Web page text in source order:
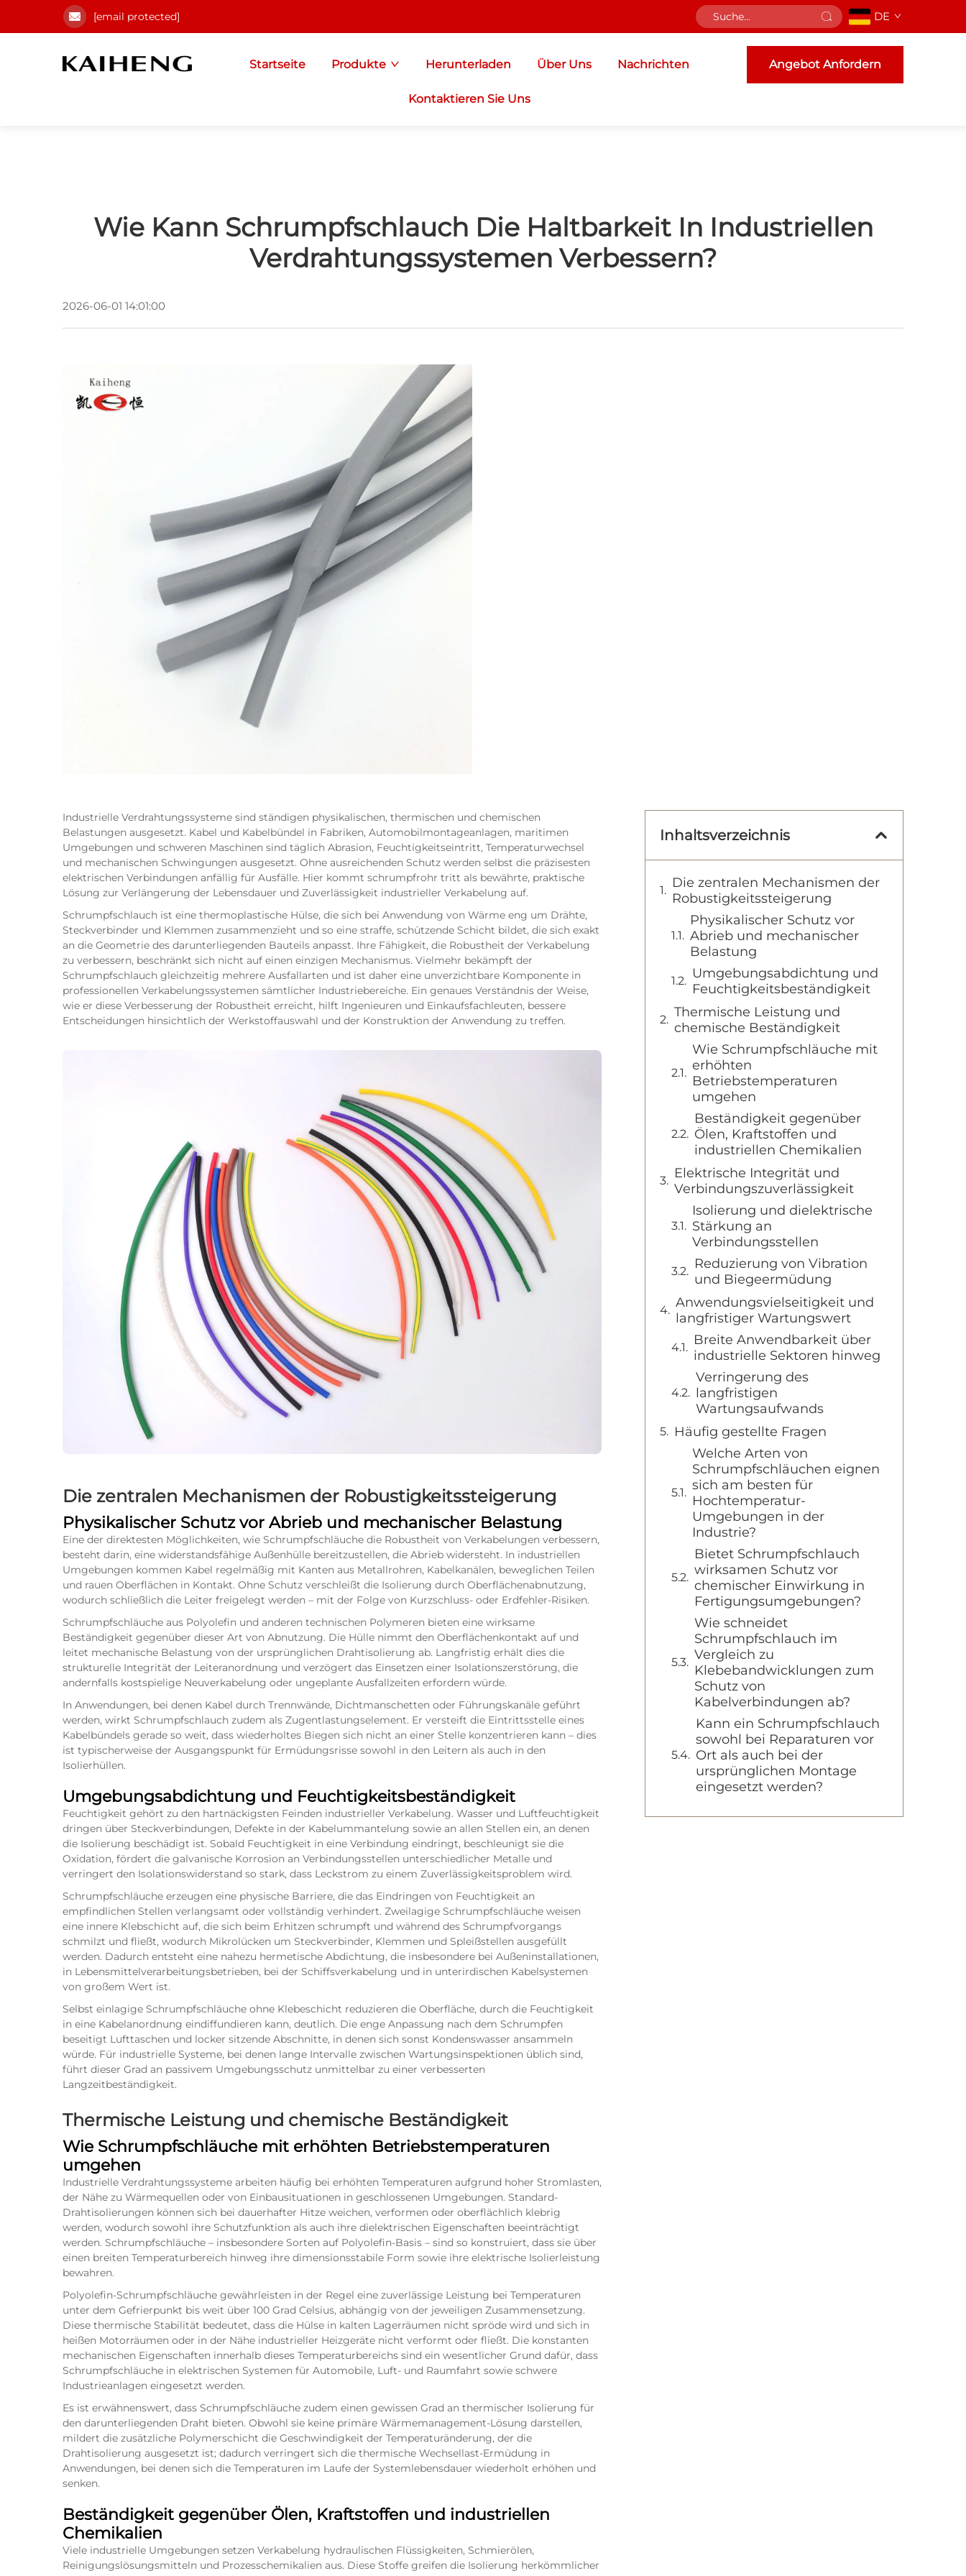
[email protected] DE
Startseite Produkte Herunterladen Über Uns Nachrichten
Kontaktieren Sie Uns
Angebot Anfordern
Wie Kann Schrumpfschlauch Die Haltbarkeit In Industriellen
Verdrahtungssystemen Verbessern?
2026-06-01 14:01:00
Industrielle Verdrahtungssysteme sind ständigen physikalischen, thermischen und chemischen
Belastungen ausgesetzt. Kabel und Kabelbündel in Fabriken, Automobilmontageanlagen, maritimen
Umgebungen und schweren Maschinen sind täglich Abrasion, Feuchtigkeitseintritt, Temperaturwechsel
und mechanischen Schwingungen ausgesetzt. Ohne ausreichenden Schutz werden selbst die präzisesten
elektrischen Verbindungen anfällig für Ausfälle. Hier kommt schrumpfrohr tritt als bewährte, praktische
Lösung zur Verlängerung der Lebensdauer und Zuverlässigkeit industrieller Verkabelung auf.
Schrumpfschlauch ist eine thermoplastische Hülse, die sich bei Anwendung von Wärme eng um Drähte,
Steckverbinder und Klemmen zusammenzieht und so eine straffe, schützende Schicht bildet, die sich exakt
an die Geometrie des darunterliegenden Bauteils anpasst. Ihre Fähigkeit, die Robustheit der Verkabelung
zu verbessern, beschränkt sich nicht auf einen einzigen Mechanismus. Vielmehr bekämpft der
Schrumpfschlauch gleichzeitig mehrere Ausfallarten und ist daher eine unverzichtbare Komponente in
professionellen Verkabelungssystemen sämtlicher Industriebereiche. Ein genaues Verständnis der Weise,
wie er diese Verbesserung der Robustheit erreicht, hilft Ingenieuren und Einkaufsfachleuten, bessere
Entscheidungen hinsichtlich der Werkstoffauswahl und der Konstruktion der Anwendung zu treffen.
Die zentralen Mechanismen der Robustigkeitssteigerung
Physikalischer Schutz vor Abrieb und mechanischer Belastung
Eine der direktesten Möglichkeiten, wie Schrumpfschläuche die Robustheit von Verkabelungen verbessern,
besteht darin, eine widerstandsfähige Außenhülle bereitzustellen, die Abrieb widersteht. In industriellen
Umgebungen kommen Kabel regelmäßig mit Kanten aus Metallrohren, Kabelkanälen, beweglichen Teilen
und rauen Oberflächen in Kontakt. Ohne Schutz verschleißt die Isolierung durch Oberflächenabnutzung,
wodurch schließlich die Leiter freigelegt werden – mit der Folge von Kurzschluss- oder Erdfehler-Risiken.
Schrumpfschläuche aus Polyolefin und anderen technischen Polymeren bieten eine wirksame
Beständigkeit gegenüber dieser Art von Abnutzung. Die Hülle nimmt den Oberflächenkontakt auf und
leitet mechanische Belastung von der ursprünglichen Drahtisolierung ab. Langfristig erhält dies die
strukturelle Integrität der Leiteranordnung und verzögert das Einsetzen einer Isolationszerstörung, die
andernfalls kostspielige Neuverkabelung oder ungeplante Ausfallzeiten erfordern würde.
In Anwendungen, bei denen Kabel durch Trennwände, Dichtmanschetten oder Führungskanäle geführt
werden, wirkt Schrumpfschlauch zudem als Zugentlastungselement. Er versteift die Eintrittsstelle eines
Kabelbündels gerade so weit, dass wiederholtes Biegen sich nicht an einer Stelle konzentrieren kann – dies
ist typischerweise der Ausgangspunkt für Ermüdungsrisse sowohl in den Leitern als auch in den
Isolierhüllen.
Umgebungsabdichtung und Feuchtigkeitsbeständigkeit
Feuchtigkeit gehört zu den hartnäckigsten Feinden industrieller Verkabelung. Wasser und Luftfeuchtigkeit
dringen über Steckverbindungen, Defekte in der Kabelummantelung sowie an allen Stellen ein, an denen
die Isolierung beschädigt ist. Sobald Feuchtigkeit in eine Verbindung eindringt, beschleunigt sie die
Oxidation, fördert die galvanische Korrosion an Verbindungsstellen unterschiedlicher Metalle und
verringert den Isolationswiderstand so stark, dass Leckstrom zu einem Zuverlässigkeitsproblem wird.
Schrumpfschläuche erzeugen eine physische Barriere, die das Eindringen von Feuchtigkeit an
empfindlichen Stellen verlangsamt oder vollständig verhindert. Zweilagige Schrumpfschläuche weisen
eine innere Klebschicht auf, die sich beim Erhitzen schrumpft und während des Schrumpfvorgangs
schmilzt und fließt, wodurch Mikrolücken um Steckverbinder, Klemmen und Spleißstellen ausgefüllt
werden. Dadurch entsteht eine nahezu hermetische Abdichtung, die insbesondere bei Außeninstallationen,
in Lebensmittelverarbeitungsbetrieben, bei der Schiffsverkabelung und in unterirdischen Kabelsystemen
von großem Wert ist.
Selbst einlagige Schrumpfschläuche ohne Klebeschicht reduzieren die Oberfläche, durch die Feuchtigkeit
in eine Kabelanordnung eindiffundieren kann, deutlich. Die enge Anpassung nach dem Schrumpfen
beseitigt Lufttaschen und locker sitzende Abschnitte, in denen sich sonst Kondenswasser ansammeln
würde. Für industrielle Systeme, bei denen lange Intervalle zwischen Wartungsinspektionen üblich sind,
führt dieser Grad an passivem Umgebungsschutz unmittelbar zu einer verbesserten
Langzeitbeständigkeit.
Thermische Leistung und chemische Beständigkeit
Wie Schrumpfschläuche mit erhöhten Betriebstemperaturen
umgehen
Industrielle Verdrahtungssysteme arbeiten häufig bei erhöhten Temperaturen aufgrund hoher Stromlasten,
der Nähe zu Wärmequellen oder von Einbausituationen in geschlossenen Umgebungen. Standard-
Drahtisolierungen können sich bei dauerhafter Hitze weichen, verformen oder oberflächlich klebrig
werden, wodurch sowohl ihre Schutzfunktion als auch ihre dielektrischen Eigenschaften beeinträchtigt
werden. Schrumpfschläuche – insbesondere Sorten auf Polyolefin-Basis – sind so konstruiert, dass sie über
einen breiten Temperaturbereich hinweg ihre dimensionsstabile Form sowie ihre elektrische Isolierleistung
bewahren.
Polyolefin-Schrumpfschläuche gewährleisten in der Regel eine zuverlässige Leistung bei Temperaturen
unter dem Gefrierpunkt bis weit über 100 Grad Celsius, abhängig von der jeweiligen Zusammensetzung.
Diese thermische Stabilität bedeutet, dass die Hülse in kalten Lagerräumen nicht spröde wird und sich in
heißen Motorräumen oder in der Nähe industrieller Heizgeräte nicht verformt oder fließt. Die konstanten
mechanischen Eigenschaften innerhalb dieses Temperaturbereichs sind ein wesentlicher Grund dafür, dass
Schrumpfschläuche in elektrischen Systemen für Automobile, Luft- und Raumfahrt sowie schwere
Industrieanlagen eingesetzt werden.
Es ist erwähnenswert, dass Schrumpfschläuche zudem einen gewissen Grad an thermischer Isolierung für
den darunterliegenden Draht bieten. Obwohl sie keine primäre Wärmemanagement-Lösung darstellen,
mildert die zusätzliche Polymerschicht die Geschwindigkeit der Temperaturänderung, der die
Drahtisolierung ausgesetzt ist; dadurch verringert sich die thermische Wechsellast-Ermüdung in
Anwendungen, bei denen sich die Temperaturen im Laufe der Systemlebensdauer wiederholt erhöhen und
senken.
Beständigkeit gegenüber Ölen, Kraftstoffen und industriellen
Chemikalien
Viele industrielle Umgebungen setzen Verkabelung hydraulischen Flüssigkeiten, Schmierölen,
Reinigungslösungsmitteln und Prozesschemikalien aus. Diese Stoffe greifen die Isolierung herkömmlicher
Inhaltsverzeichnis
Die zentralen Mechanismen der
Robustigkeitssteigerung
Physikalischer Schutz vor
Abrieb und mechanischer
Belastung
Umgebungsabdichtung und
Feuchtigkeitsbeständigkeit
Thermische Leistung und
chemische Beständigkeit
Wie Schrumpfschläuche mit
erhöhten
Betriebstemperaturen
umgehen
Beständigkeit gegenüber
Ölen, Kraftstoffen und
industriellen Chemikalien
Elektrische Integrität und
Verbindungszuverlässigkeit
Isolierung und dielektrische
Stärkung an
Verbindungsstellen
Reduzierung von Vibration
und Biegeermüdung
Anwendungsvielseitigkeit und
langfristiger Wartungswert
Breite Anwendbarkeit über
industrielle Sektoren hinweg
Verringerung des
langfristigen
Wartungsaufwands
Häufig gestellte Fragen
Welche Arten von
Schrumpfschläuchen eignen
sich am besten für
Hochtemperatur-
Umgebungen in der
Industrie?
Bietet Schrumpfschlauch
wirksamen Schutz vor
chemischer Einwirkung in
Fertigungsumgebungen?
Wie schneidet
Schrumpfschlauch im
Vergleich zu
Klebebandwicklungen zum
Schutz von
Kabelverbindungen ab?
Kann ein Schrumpfschlauch
sowohl bei Reparaturen vor
Ort als auch bei der
ursprünglichen Montage
eingesetzt werden?